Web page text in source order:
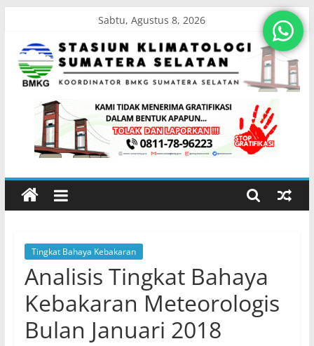
content
Sabtu, Agustus 8, 2026
Stasiun
Klimatologi
Sumatera
Koordinator
BMKG
Sumatera
Selatan
Tingkat Bahaya Kebakaran
Analisis Tingkat Bahaya
Kebakaran Meteorologis
Bulan Januari 2018